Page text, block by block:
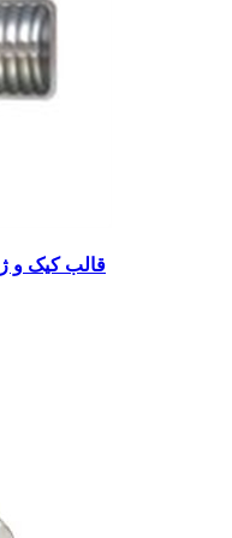
قالب کیک و